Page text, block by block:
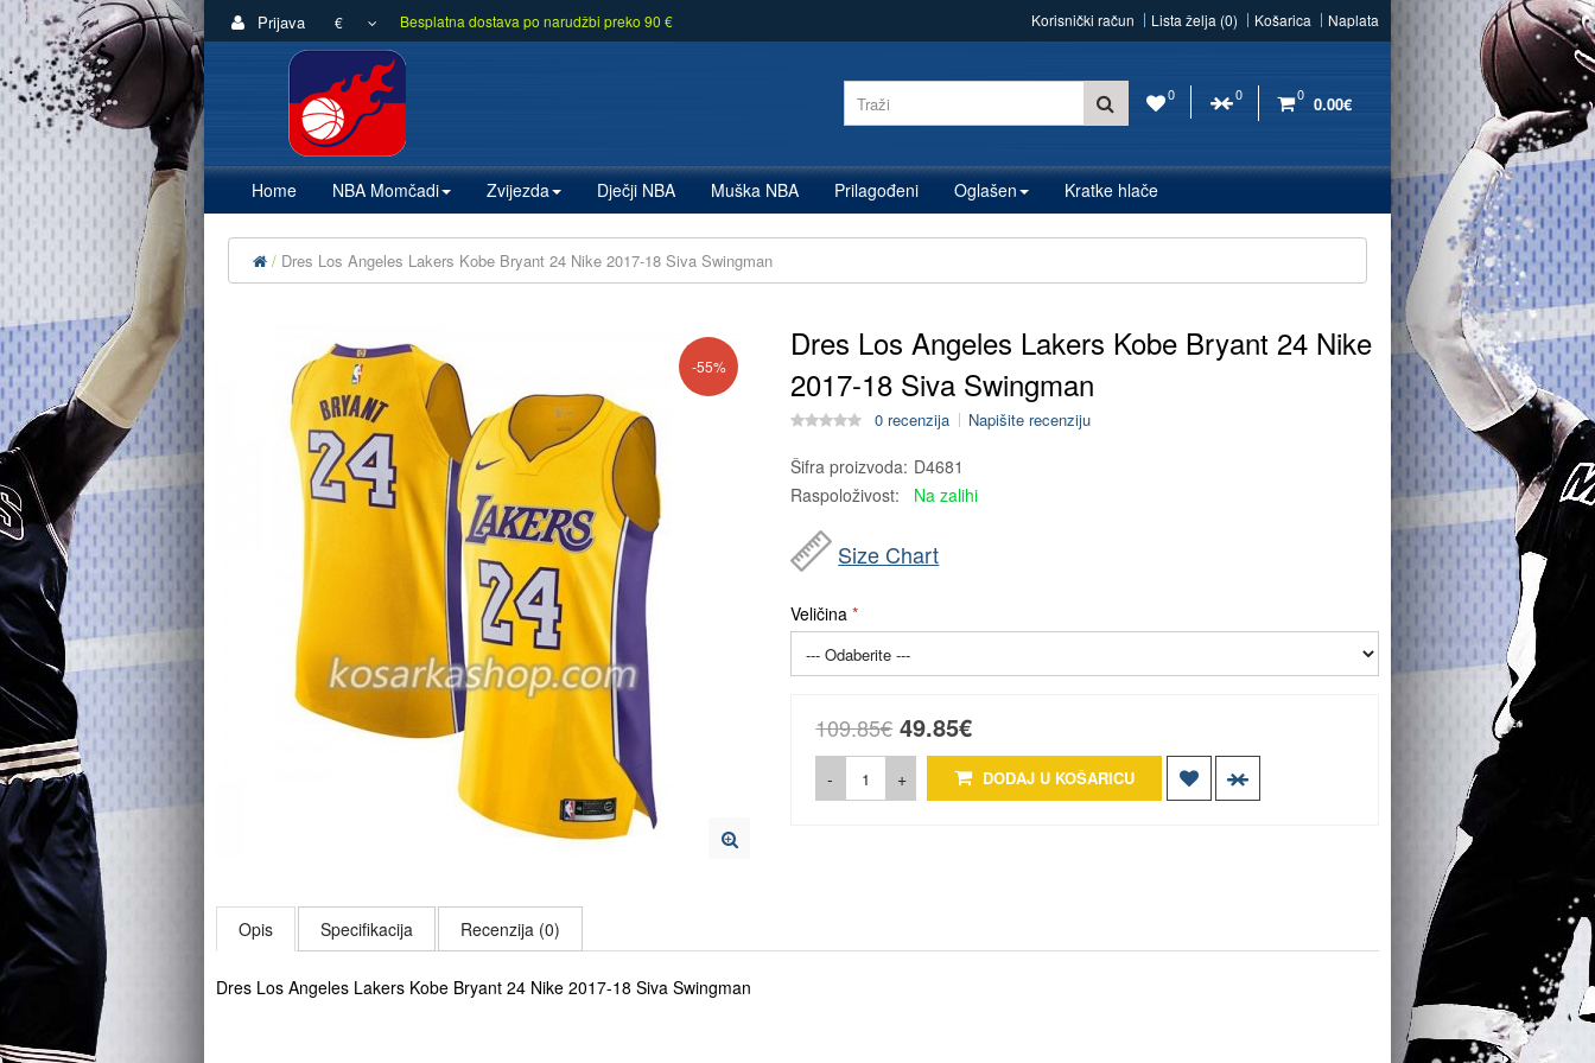
Prijava € Besplatna dostava po narudžbi preko 90 € Korisnički račun Lista želja (0) Košarica Naplata
0 0 0 0.00€
Home NBA Momčadi Zvijezda Dječji NBA Muška NBA Prilagođeni Oglašen Kratke hlače
Dres Los Angeles Lakers Kobe Bryant 24 Nike 2017-18 Siva Swingman
-55%
Dres Los Angeles Lakers Kobe Bryant 24 Nike
2017-18 Siva Swingman
0 recenzija Napišite recenziju
Šifra proizvoda: D4681
Raspoloživost:
Na zalihi
Size Chart
Veličina
109.85€ 49.85€
- + DODAJ U KOŠARICU
Opis Specifikacija Recenzija (0)
Dres Los Angeles Lakers Kobe Bryant 24 Nike 2017-18 Siva Swingman